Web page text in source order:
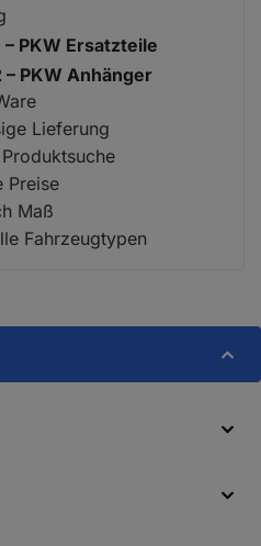
– PKW Ersatzteile
– PKW Anhänger
Lieferung
Preise
Maß
Fahrzeugtypen